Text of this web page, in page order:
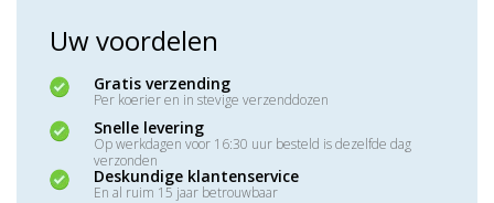
Uw voordelen
Gratis verzending
Per koerier en in stevige verzenddozen
Snelle levering
Op werkdagen voor 16:30 uur besteld is dezelfde dag
verzonden
Deskundige klantenservice
En al ruim 15 jaar betrouwbaar